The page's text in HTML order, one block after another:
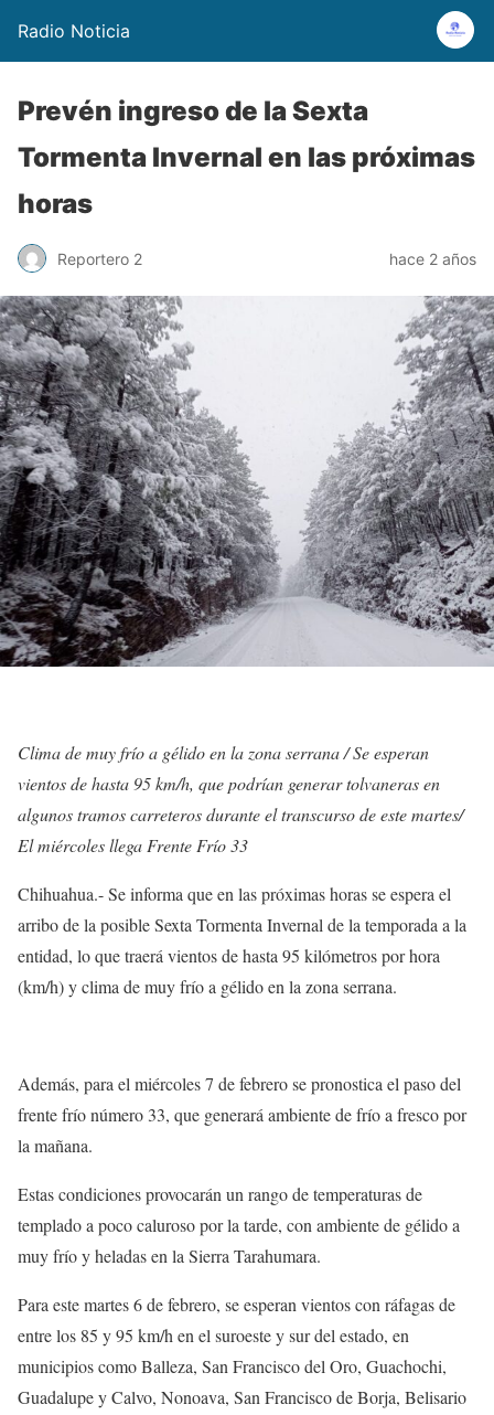
Radio Noticia
Prevén ingreso de la Sexta
Tormenta Invernal en las próximas
horas
Reportero 2 hace 2 años
Clima de muy frío a gélido en la zona serrana / Se esperan
vientos de hasta 95 km/h, que podrían generar tolvaneras en
algunos tramos carreteros durante el transcurso de este martes/
El miércoles llega Frente Frío 33
Chihuahua.- Se informa que en las próximas horas se espera el
arribo de la posible Sexta Tormenta Invernal de la temporada a la
entidad, lo que traerá vientos de hasta 95 kilómetros por hora
(km/h) y clima de muy frío a gélido en la zona serrana.
Además, para el miércoles 7 de febrero se pronostica el paso del
frente frío número 33, que generará ambiente de frío a fresco por
la mañana.
Estas condiciones provocarán un rango de temperaturas de
templado a poco caluroso por la tarde, con ambiente de gélido a
muy frío y heladas en la Sierra Tarahumara.
Para este martes 6 de febrero, se esperan vientos con ráfagas de
entre los 85 y 95 km/h en el suroeste y sur del estado, en
municipios como Balleza, San Francisco del Oro, Guachochi,
Guadalupe y Calvo, Nonoava, San Francisco de Borja, Belisario